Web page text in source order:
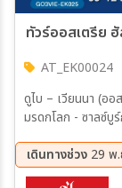
AT_EK00024
ดูไบ – เวียนนา (ออสเตรีย) - ชมเมืองเวียนนา
มรดกโลก - ซาลซ์บูร์ก - เชสกี้ ครุมลอฟ (เช็ก) – ปราก - สะพานชาร์ล
คาร์โลวี วารี – คุท
พระราชวังเชินบรุน
เดินทางช่วง 29 พ
29 พ.ย. 69 - 06 ธ.ค